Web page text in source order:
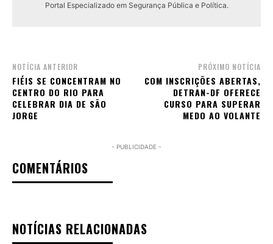
Portal Especializado em Segurança Pública e Política.
NOTÍCIA ANTERIOR
FIÉIS SE CONCENTRAM NO
CENTRO DO RIO PARA
CELEBRAR DIA DE SÃO
JORGE
PRÓXIMO NOTÍCIA
COM INSCRIÇÕES ABERTAS,
DETRAN-DF OFERECE
CURSO PARA SUPERAR
MEDO AO VOLANTE
- PUBLICIDADE -
COMENTÁRIOS
NOTÍCIAS RELACIONADAS